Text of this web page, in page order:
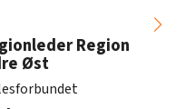
Region
Øst